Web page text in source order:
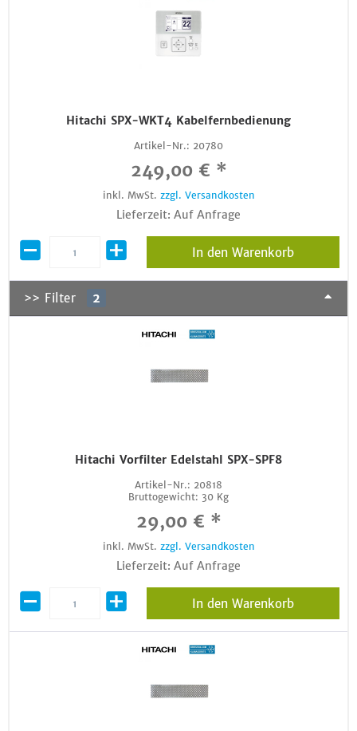
Hitachi SPX-WKT4 Kabelfernbedienung
Artikel-Nr.: 20780
249,00 € *
inkl. MwSt. zzgl. Versandkosten
Lieferzeit: Auf Anfrage
In den Warenkorb
>> Filter 2
Hitachi Vorfilter Edelstahl SPX-SPF8
Artikel-Nr.: 20818
Bruttogewicht: 30 Kg
29,00 € *
inkl. MwSt. zzgl. Versandkosten
Lieferzeit: Auf Anfrage
In den Warenkorb